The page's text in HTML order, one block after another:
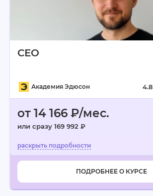
СЕО
Академия Эдюсон 4.8
от 14 166 ₽/мес.
или сразу 169 992 ₽
ПОДРОБНЕЕ О КУРСЕ